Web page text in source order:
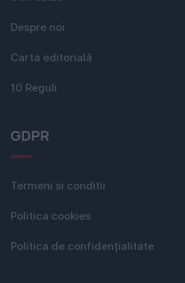
Despre noi
Carta editorială
10 Reguli
GDPR
Termeni si conditii
Politica cookies
Politica de confidențialitate